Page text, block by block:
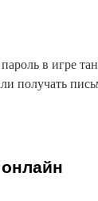
в игре
получать